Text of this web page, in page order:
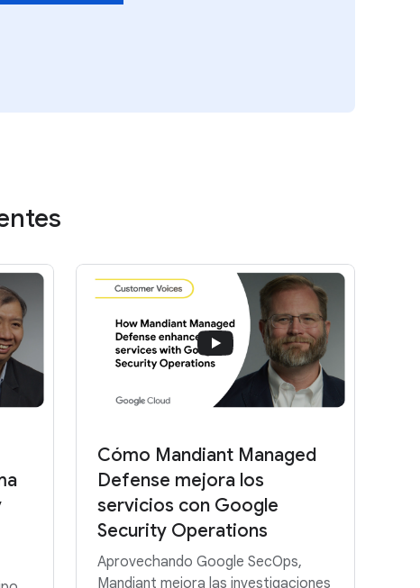
Cómo Mandiant Managed
Defense mejora los
servicios con Google
Security Operations
Aprovechando Google SecOps,
Mandiant mejora las investigaciones